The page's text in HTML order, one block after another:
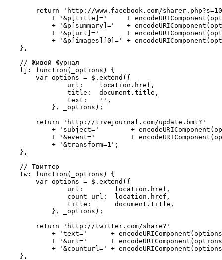
return 'http://www.facebook.com/
+ '&p[title]='     +
+ '&p[summary]='   +
+ '&p[url]='       +
+ '&p[images][0]=' +
    },
    // Живой Журнал
    lj: function(_options) {
        var options = $.extend({
                url:    location.href,
                title:  document.title,
                text:   '',
            }, _options);
        return 'http://livejournal.com/update.bml?'
+ 'subject='        +
+ '&event='         +
            + '&transform=1';
    },
    // Твиттер
    tw: function(_options) {
        var options = $.extend({
                url:        location.href,
                count_url:  location.href,
                title:      document.title,
            }, _options);
        return 'http://twitter.com/share?'
+ 'text='      +
+ '&url='      +
+ '&counturl=' +
    },